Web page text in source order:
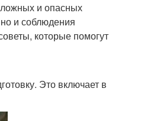
и опасных
и соблюдения
которые помогут
Это включает в